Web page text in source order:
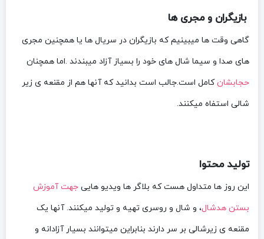
بازیگران و مجری ها
گاهی وقت ها میبینیم که بازیگران در سریال ها یا همچنین مجری
های صدا و سیما شال های خود را بسیاز آزاد میبندند .اما همچنان
حجابشانکامل است.جالب است بدانید که آنها هم از مقنعه ی زیر
شالی استفاه میکنند.
تولید محتوا
این روز ها متداول هست که بلاگر ها ویدیو هایی جهت آموزش
بستن هدشال، و شال و روسری تهیه و تولید میکنند. آنها یک
مقنعه ی زیرشالی بر سر دارند بنابراین میتوانند بسیار آزادانه و